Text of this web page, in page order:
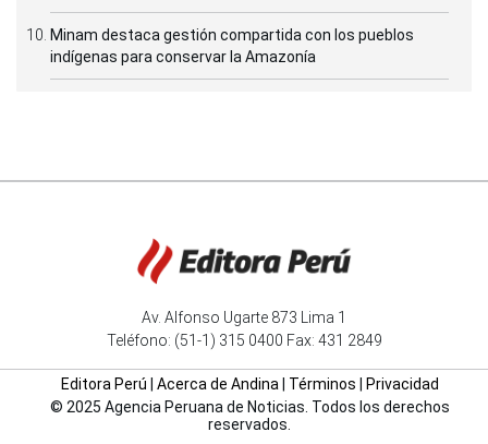
Minam destaca gestión compartida con los pueblos
indígenas para conservar la Amazonía
Av. Alfonso Ugarte 873 Lima 1
Teléfono: (51-1) 315 0400 Fax: 431 2849
Editora Perú Acerca de Andina Términos
Privacidad
© 2025 Agencia Peruana de Noticias. Todos los derechos
reservados.